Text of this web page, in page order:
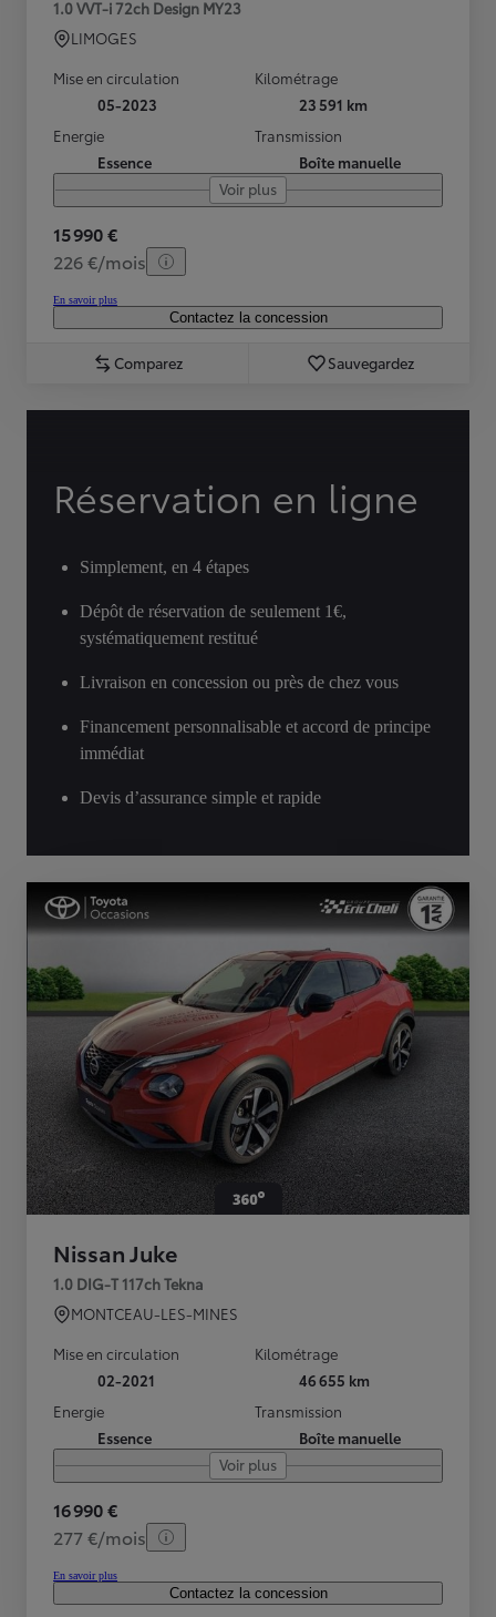
1.0 VVT-i 72ch Design MY23
LIMOGES
Mise en circulation
05-2023
Kilométrage
23 591 km
Energie
Essence
Transmission
Boîte manuelle
Voir plus
15 990 €
226 €/mois
En savoir plus
Contactez la concession
Comparez Sauvegardez
Réservation en ligne
Simplement, en 4 étapes
Dépôt de réservation de seulement 1€,
systématiquement restitué
Livraison en concession ou près de chez vous
Financement personnalisable et accord de principe
immédiat
Devis d’assurance simple et rapide
Nissan Juke
1.0 DIG-T 117ch Tekna
MONTCEAU-LES-MINES
Mise en circulation
02-2021
Kilométrage
46 655 km
Energie
Essence
Transmission
Boîte manuelle
Voir plus
16 990 €
277 €/mois
En savoir plus
Contactez la concession